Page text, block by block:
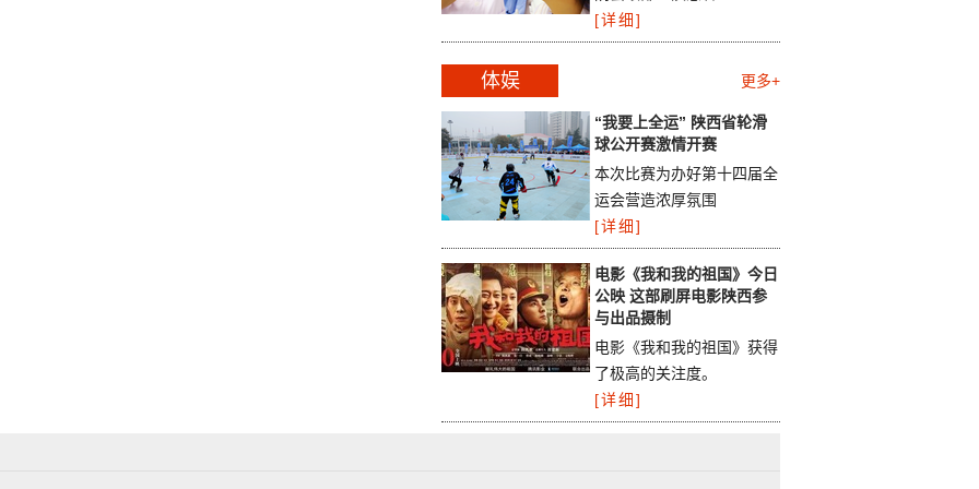
[详细]
体娱 更多+
“我要上全运” 陕西省轮滑
球公开赛激情开赛
本次比赛为办好第十四届全
运会营造浓厚氛围
[详细]
电影《我和我的祖国》今日
公映 这部刷屏电影陕西参
与出品摄制
电影《我和我的祖国》获得
了极高的关注度。
[详细]